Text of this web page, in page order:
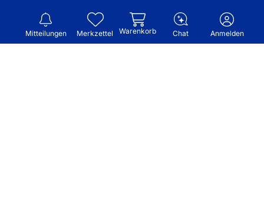
Mitteilungen Merkzettel Warenkorb Chat Anmelden